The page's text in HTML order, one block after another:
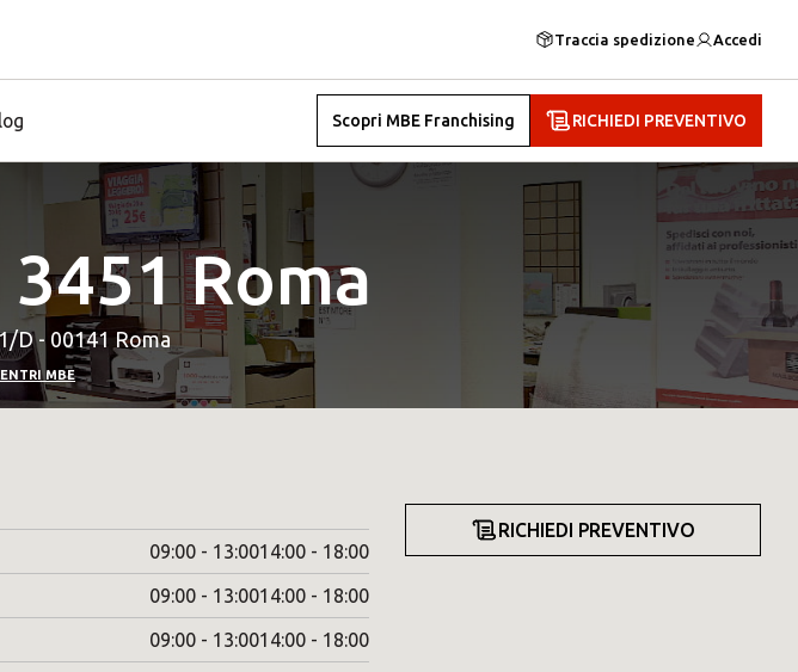
Traccia spedizione Accedi
Scopri MBE Franchising RICHIEDI PREVENTIVO
Roma
D - 00141 Roma
MBE
09:00 - 13:0014:00 - 18:00
09:00 - 13:0014:00 - 18:00
09:00 - 13:0014:00 - 18:00
RICHIEDI PREVENTIVO